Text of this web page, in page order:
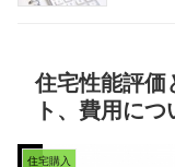
住宅性能評価
ト、費用につ
住宅購入